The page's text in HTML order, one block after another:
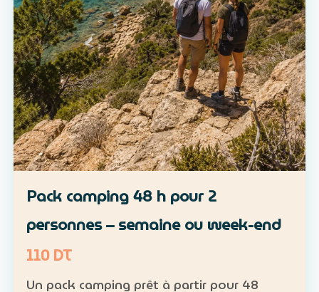
Pack camping 48 h pour 2
personnes – semaine ou week-end
110 DT
Un pack camping prêt à partir pour 48